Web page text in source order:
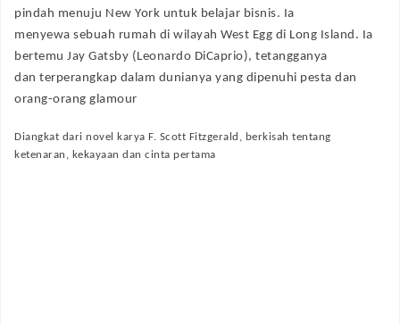
pindah menuju New York untuk belajar bisnis. Ia
menyewa sebuah rumah di wilayah West Egg di Long Island. Ia
bertemu Jay Gatsby (Leonardo DiCaprio), tetangganya
dan terperangkap dalam dunianya yang dipenuhi pesta dan
orang-orang glamour
Diangkat dari novel karya F. Scott Fitzgerald, berkisah tentang
ketenaran, kekayaan dan cinta pertama